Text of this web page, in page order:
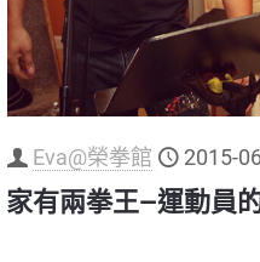
Eva@榮拳館 2015-
家有兩拳王—運動員